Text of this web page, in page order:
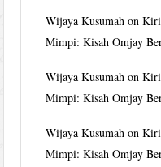
Wijaya Kusumah on
Mimpi: Kisah Omjay
Wijaya Kusumah on
Mimpi: Kisah Omjay
Wijaya Kusumah on
Mimpi: Kisah Omjay